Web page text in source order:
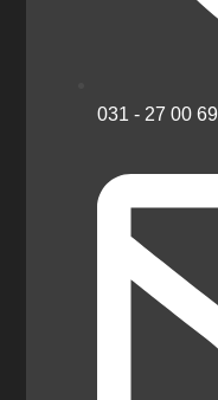
031 - 27 00 69